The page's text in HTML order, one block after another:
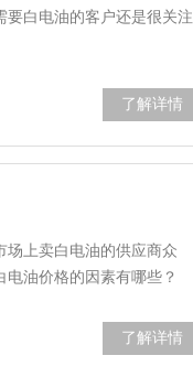
要白电油的客户还是很关注
了解详情
场上卖白电油的供应商众
油价格的因素有哪些？
了解详情